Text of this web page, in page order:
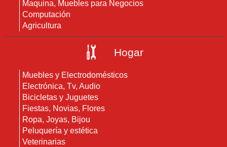
Maquina, Muebles para Negocios
Computación
Agricultura
Hogar
Muebles y Electrodomésticos
Electrónica, Tv, Audio
Bicicletas y Juguetes
Fiestas, Novias, Flores
Ropa, Joyas, Bijou
Peluquería y estética
Veterinarias